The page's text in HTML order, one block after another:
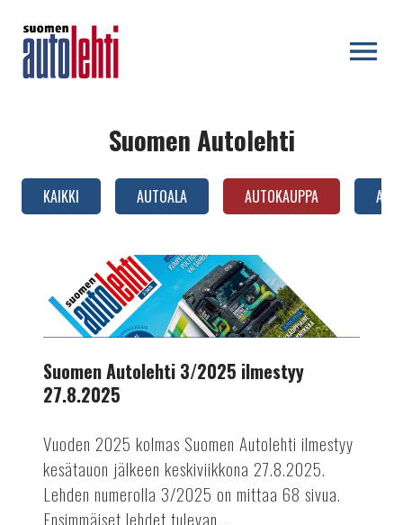
Suomen Autolehti
KAIKKI AUTOALA AUTOKAUPPA
Autolehti
3/2025
ilmestyy
AUTOTEKNIIKKA
Suomen Autolehti 3/2025 ilmestyy
27.8.2025
Vuoden 2025 kolmas Suomen Autolehti ilmestyy
kesätauon jälkeen keskiviikkona 27.8.2025.
Lehden numerolla 3/2025 on mittaa 68 sivua.
Ensimmäiset lehdet tulevan...